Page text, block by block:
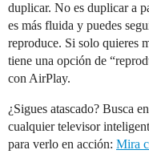
duplicar. No es duplicar a
es más fluida y puedes
reproduce. Si solo quieres
tiene una opción de
con AirPlay.
¿Sigues atascado? Busca
cualquier televisor
para verlo en acción: Mira